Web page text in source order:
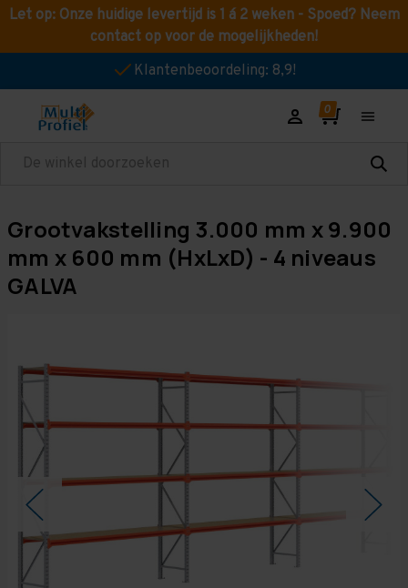
Let op: Onze huidige levertijd is 1 á 2 weken - Spoed? Neem
contact op voor de mogelijkheden!
Klantenbeoordeling: 8,9!
Zoeken
Grootvakstelling 3.000 mm x 9.900
mm x 600 mm (HxLxD) - 4 niveaus
GALVA